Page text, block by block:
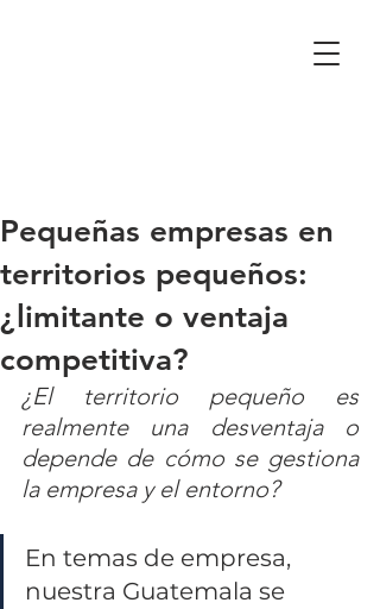
Pequeñas empresas en
territorios pequeños:
¿limitante o ventaja
competitiva?
¿El territorio pequeño es
realmente una desventaja o
depende de cómo se gestiona
la empresa y el entorno?
En temas de empresa,
nuestra Guatemala se